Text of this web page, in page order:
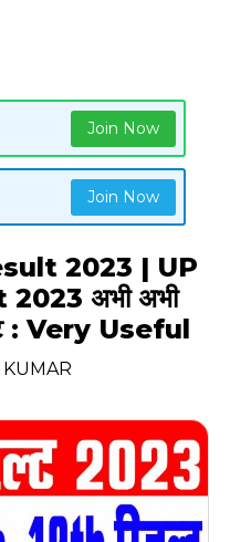
Join Now
Join Now
2023 | UP
अभी अभी
: Very Useful